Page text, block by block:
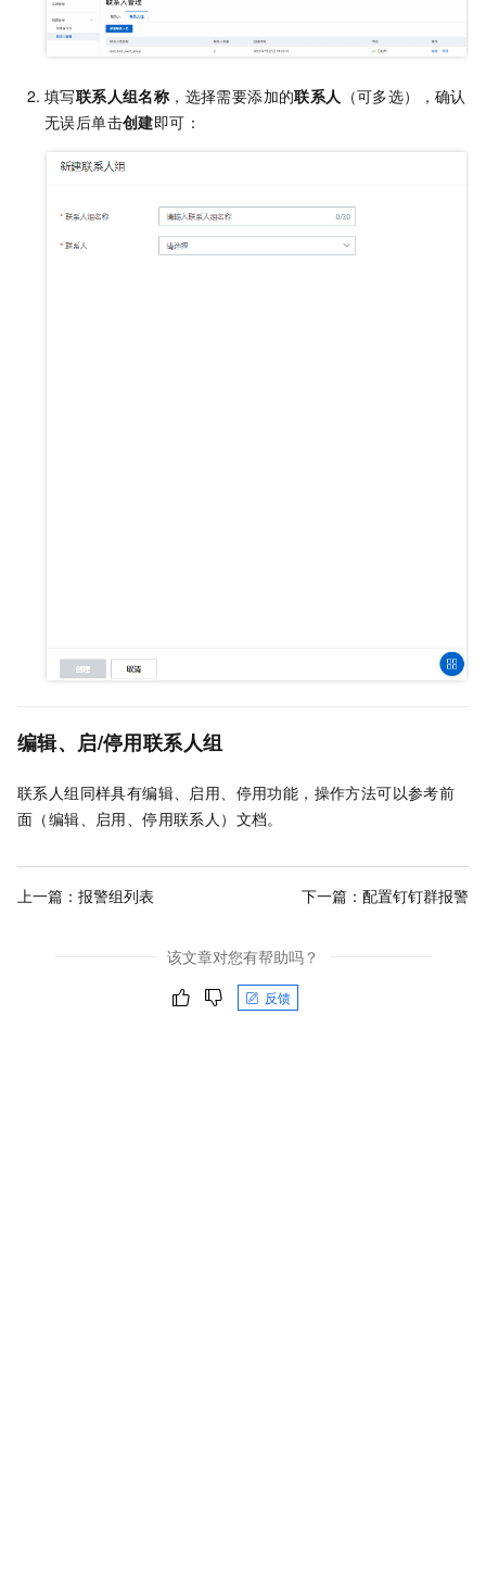
填写联系人组名称 ，选择需要添加的联系人 （可多选），确认
无误后单击创建即可：
编辑、启/停用联系人组
联系人组同样具有编辑、启用、停用功能，操作方法可以参考前
面（编辑、启用、停用联系人）文档。
上一篇： 报警组列表 下一篇： 配置钉钉群报警
该文章对您有帮助吗？
反馈